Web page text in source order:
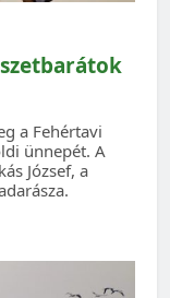
a Fehértavi
ünnepét. A
József, a